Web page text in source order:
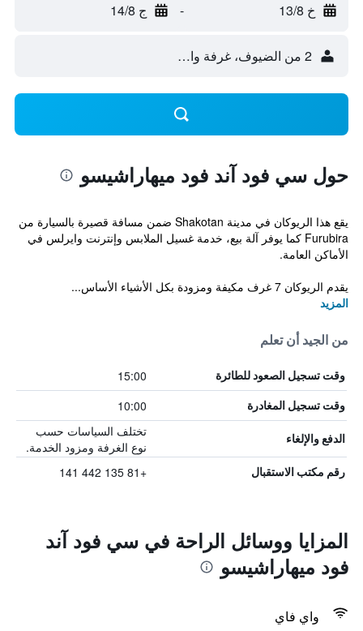
خ 13/8 - ج 14/8
2 من الضيوف، غرفة واحدة
حول سي فود آند فود ميهاراشيسو
يقع هذا الريوكان في مدينة Shakotan ضمن مسافة قصيرة بالسيارة من
Furubira كما يوفر آلة بيع، خدمة غسيل الملابس وإنترنت وايرلس في
الأماكن العامة.
يقدم الريوكان 7 غرف مكيفة ومزودة بكل الأشياء الأساس...
المزيد
من الجيد أن تعلم
وقت تسجيل الصعود للطائرة 15:00
وقت تسجيل المغادرة 10:00
الدفع والإلغاء
تختلف السياسات حسب
نوع الغرفة ومزود الخدمة.
رقم مكتب الاستقبال +81 135 442 141
المزايا ووسائل الراحة في سي فود آند
فود ميهاراشيسو
واي فاي